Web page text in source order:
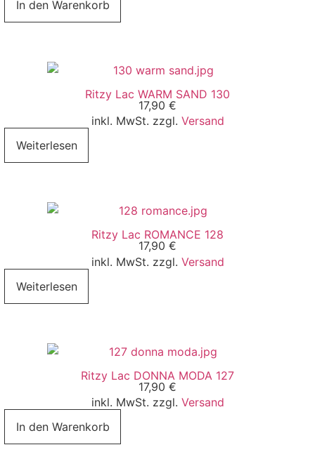
In den Warenkorb
Ritzy Lac WARM SAND 130
17,90 €
inkl. MwSt. zzgl. Versand
Weiterlesen
Ritzy Lac ROMANCE 128
17,90 €
inkl. MwSt. zzgl. Versand
Weiterlesen
Ritzy Lac DONNA MODA 127
17,90 €
inkl. MwSt. zzgl. Versand
In den Warenkorb